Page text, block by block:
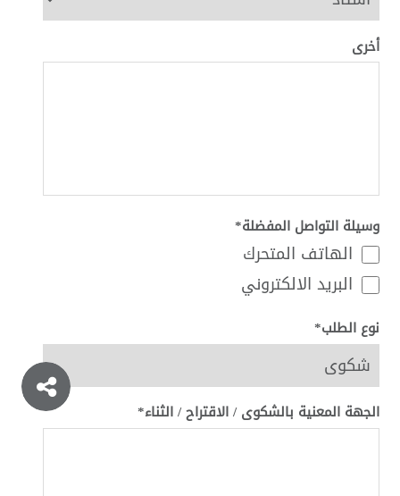
أخرى
وسيلة التواصل المفضلة*
الهاتف المتحرك
البريد الالكتروني
نوع الطلب*
الجهة المعنية بالشكوى / الاقتراح / الثناء*